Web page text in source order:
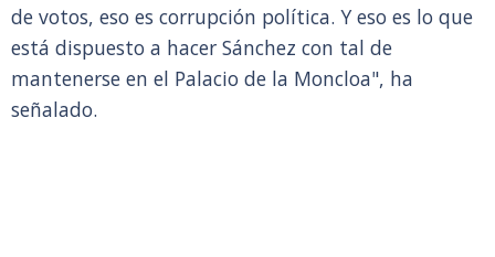
de votos, eso es corrupción política. Y eso es lo que
está dispuesto a hacer Sánchez con tal de
mantenerse en el Palacio de la Moncloa", ha
señalado.